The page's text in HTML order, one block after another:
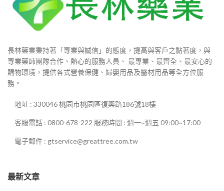
長林藥業秉持著「專業與誠信」的態度，提高與客戶之黏著度，與
專業藥師團隊合作、熱心的服務人員、 最專業、最齊全、最安心的
購物環境，提供各式營養保健、婦嬰用品及醫材用品等全方位服
務。
地址 : 330046 桃園市桃園區復興路186號18樓
客服電話 : 0800-678-222 服務時間 : 週一~週五 09:00~17:00
電子郵件 : gtservice@greattree.com.tw
最新文章